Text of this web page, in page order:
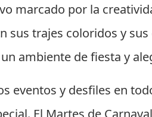
marcado por la
sus trajes coloridos y
ambiente de fiesta y
eventos y desfiles en
El Martes de